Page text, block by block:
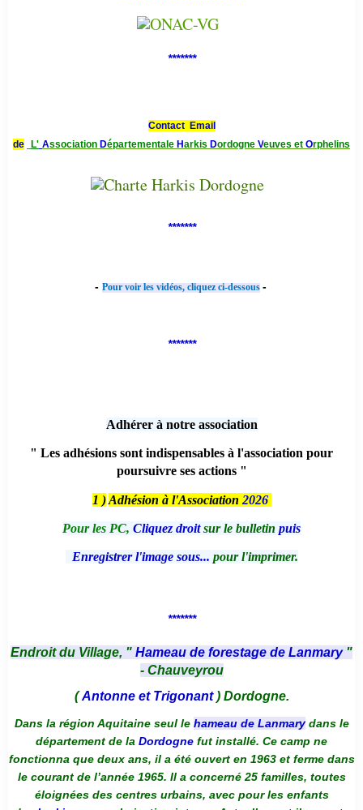
*******
Contact Email
de
L' Association Départementale Harkis Dordogne Veuves et Orphelins
*******
- Pour voir les vidéos, cliquez ci-dessous -
*******
Adhérer à notre association
" Les adhésions sont indispensables à l'association pour
poursuivre ses actions "
1 ) Adhésion à l'Association 2026
Pour les PC, Cliquez droitsur le bulletin puis
Enregistrer l'image sous... pour l'imprimer.
*******
Endroit du Village, " Hameau de forestage de Lanmary "
- Chauveyrou
(Antonne et Trigonant) Dordogne.
Dans la région Aquitaine seul le hameau de Lanmarydans le
département de la Dordogne fut installé. Ce camp ne
fonctionna que deux ans, il a été ouvert en 1963 et ferme dans
le courant de l’année 1965. Il a concerné 25 familles, toutes
éloignées des centres urbains, avec pour les enfants